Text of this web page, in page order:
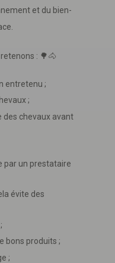
et du bien-
: 🌳🐴
entretenu ;
;
des chevaux avant
par un prestataire
évite des
bons produits ;
;